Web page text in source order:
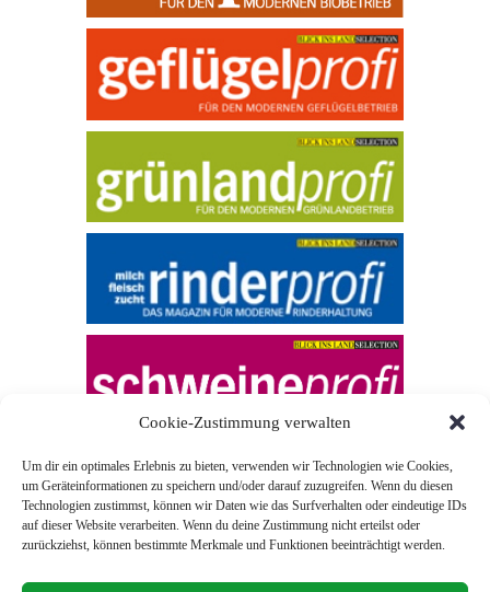
Cookie-Zustimmung verwalten
Um dir ein optimales Erlebnis zu bieten, verwenden wir Technologien wie Cookies,
um Geräteinformationen zu speichern und/oder darauf zuzugreifen. Wenn du diesen
Technologien zustimmst, können wir Daten wie das Surfverhalten oder eindeutige IDs
auf dieser Website verarbeiten. Wenn du deine Zustimmung nicht erteilst oder
zurückziehst, können bestimmte Merkmale und Funktionen beeinträchtigt werden.